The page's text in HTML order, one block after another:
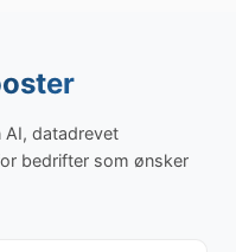
AI, datadrevet
bedrifter som ønsker